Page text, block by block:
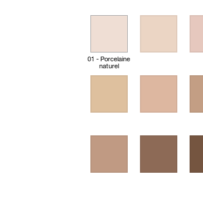
01 - Porcelaine
naturel